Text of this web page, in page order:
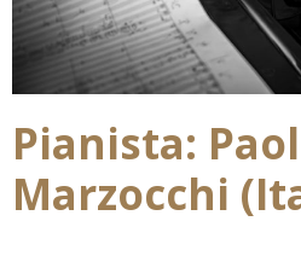
Pianista:
Marzocchi